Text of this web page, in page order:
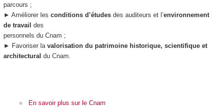
parcours ;
► Améliorer les conditions d’étudesdes auditeurs et l’environnement
de travail des
personnels du Cnam ;
► Favoriser la valorisation du patrimoine historique, scientifique et
architectural du Cnam.
En savoir plus sur le Cnam